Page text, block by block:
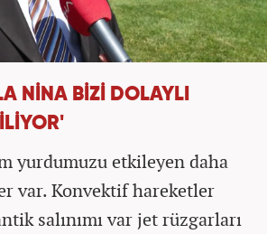
NİNA BİZİ DOLAYLI
yurdumuzu etkileyen daha
var. Konvektif hareketler
salınımı var jet rüzgarları